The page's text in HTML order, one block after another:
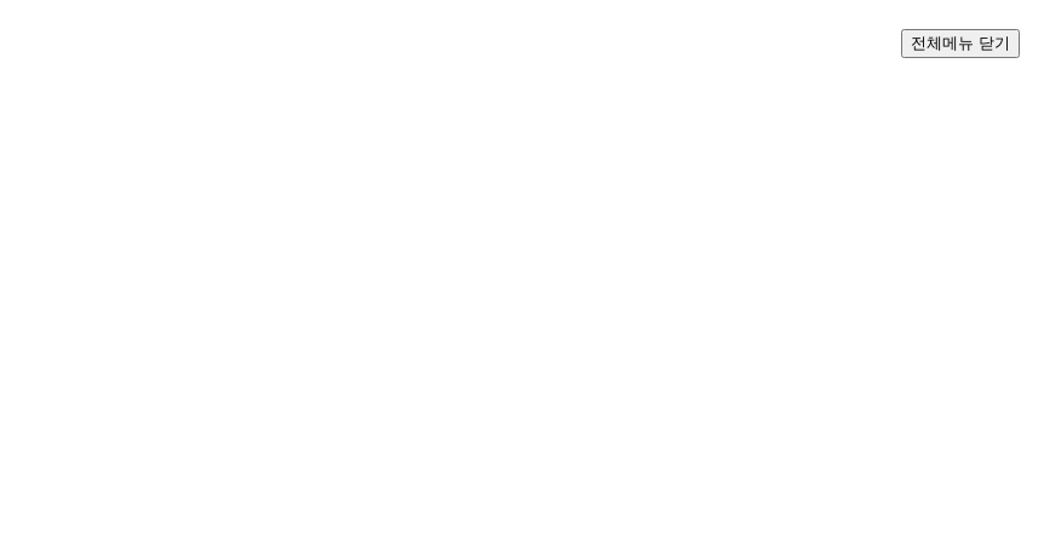
전체메뉴 닫기